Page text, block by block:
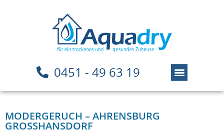
0451 - 49 63 19
MODERGERUCH – AHRENSBURG
GROSSHANSDORF